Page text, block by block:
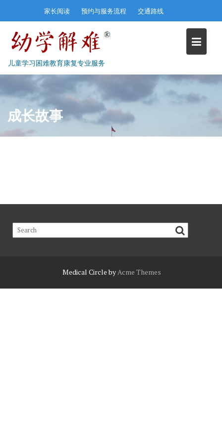
家长阅读 预约与服务流程 交通路线
儿童学习困难教育康复专业服务
成长故事
Medical Circle byAcme Themes